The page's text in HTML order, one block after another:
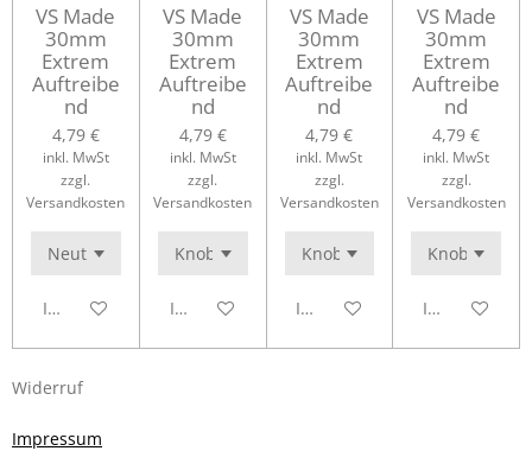
VS Made
30mm
Extrem
Auftreibe
nd
4,79 €
inkl. MwSt
zzgl.
Versandkosten
In den Warenkorb
VS Made
30mm
Extrem
Auftreibe
nd
4,79 €
inkl. MwSt
zzgl.
Versandkosten
In den Warenkorb
VS Made
30mm
Extrem
Auftreibe
nd
4,79 €
inkl. MwSt
zzgl.
Versandkosten
In den Warenkorb
VS Made
30mm
Extrem
Auftreibe
nd
4,79 €
inkl. MwSt
zzgl.
Versandkosten
In den
Widerruf
Impressum